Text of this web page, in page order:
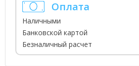
Оплата
Наличными
Банковской картой
Безналичный расчет